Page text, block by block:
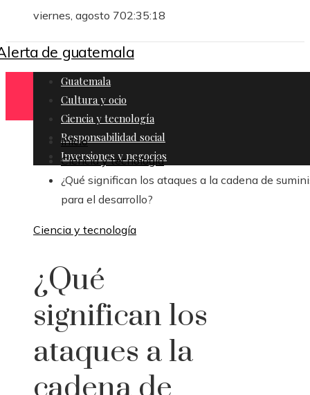
viernes, agosto 702:35:19
Guatemala
Cultura y ocio
Ciencia y tecnología
Responsabilidad social
Inversiones y negocios
Inicio
Ciencia y tecnología
¿Qué significan los ataques a la cadena de
para el desarrollo?
Ciencia y tecnología
¿Qué
significan los
ataques a la